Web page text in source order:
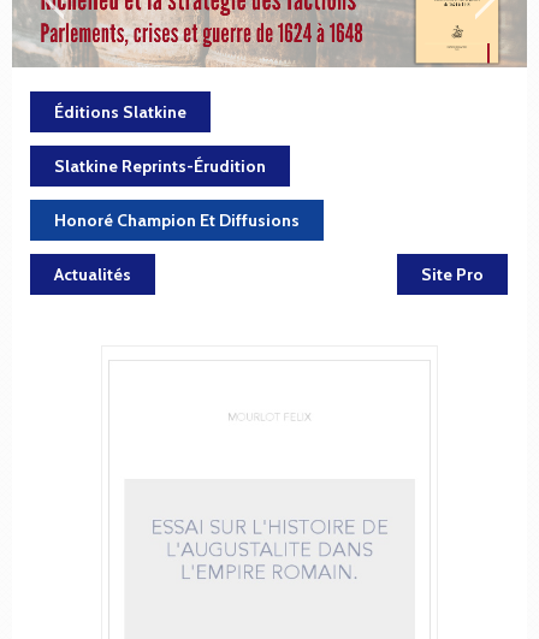
Éditions Slatkine
Slatkine Reprints-Érudition
Honoré Champion Et Diffusions
Actualités Site Pro